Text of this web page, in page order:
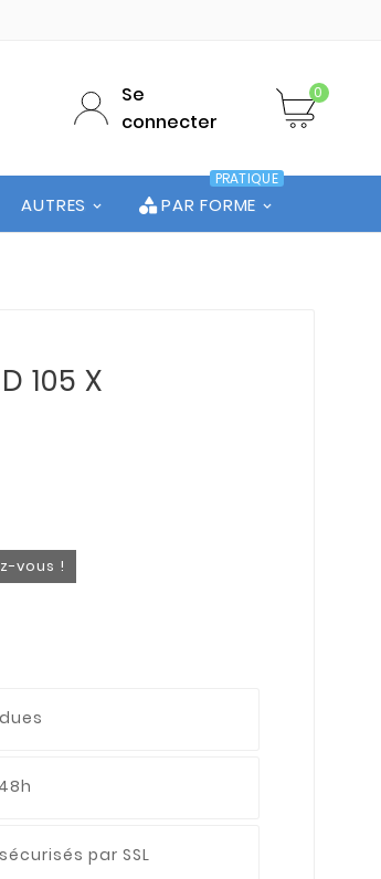
Se
connecter
0
AUTRES PAR FORME
PRATIQUE
105 X
vous !
par SSL